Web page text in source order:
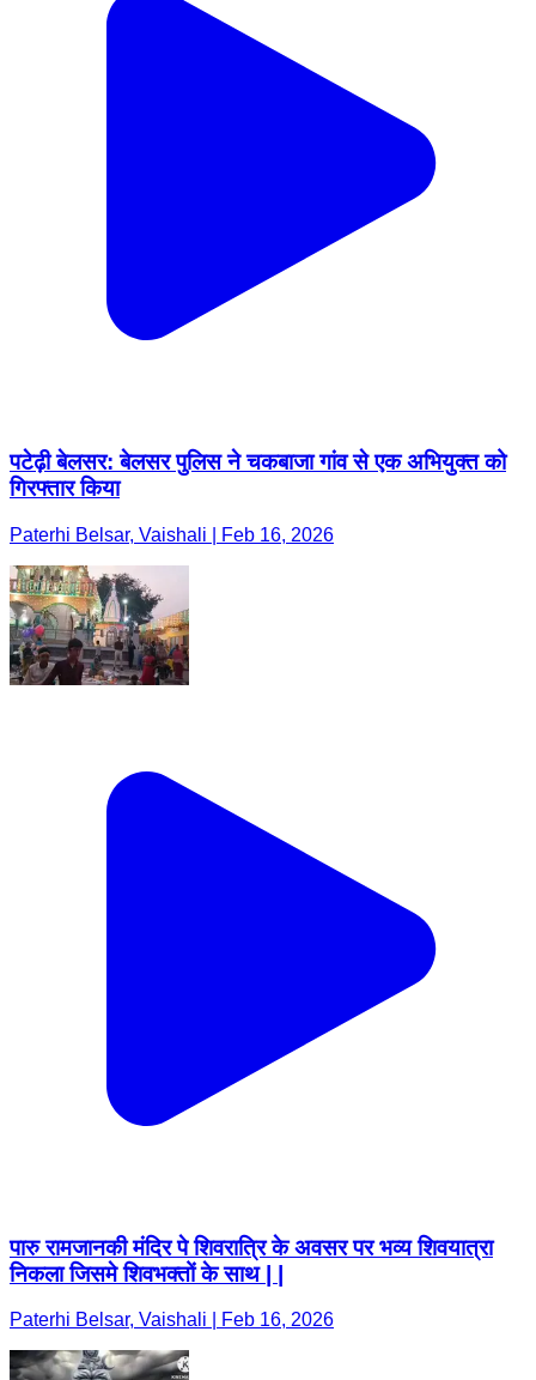
पटेढ़ी बेलसर: बेलसर पुलिस ने चकबाजा गांव से एक अभियुक्त को
गिरफ्तार किया
Paterhi Belsar, Vaishali | Feb 16, 2026
पारु रामजानकी मंदिर पे शिवरात्रि के अवसर पर भव्य शिवयात्रा
निकला जिसमे शिवभक्तों के साथ | |
Paterhi Belsar, Vaishali | Feb 16, 2026